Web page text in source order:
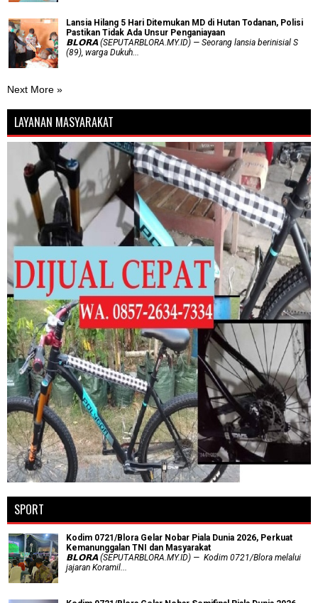
Lansia Hilang 5 Hari Ditemukan MD di Hutan Todanan, Polisi
Pastikan Tidak Ada Unsur Penganiayaan
𝗕𝗟𝗢𝗥𝗔 (SEPUTARBLORA.MY.ID) — Seorang lansia berinisial S
(89), warga Dukuh...
Next More »
LAYANAN MASYARAKAT
SPORT
Kodim 0721/Blora Gelar Nobar Piala Dunia 2026, Perkuat
Kemanunggalan TNI dan Masyarakat
𝗕𝗟𝗢𝗥𝗔 (SEPUTARBLORA.MY.ID) — Kodim 0721/Blora melalui
jajaran Koramil...